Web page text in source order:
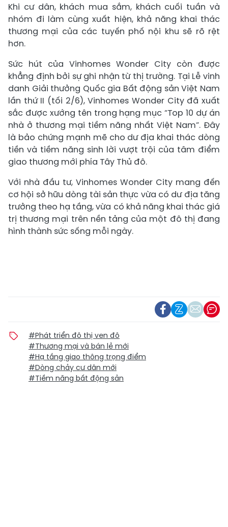
Khi cư dân, khách mua sắm, khách cuối tuần và
nhóm đi làm cùng xuất hiện, khả năng khai thác
thương mại của các tuyến phố nội khu sẽ rõ rệt
hơn.
Sức hút của Vinhomes Wonder City còn được
khẳng định bởi sự ghi nhận từ thị trường. Tại Lễ vinh
danh Giải thưởng Quốc gia Bất động sản Việt Nam
lần thứ II (tối 2/6), Vinhomes Wonder City đã xuất
sắc được xướng tên trong hạng mục “Top 10 dự án
nhà ở thương mại tiềm năng nhất Việt Nam”. Đây
là bảo chứng mạnh mẽ cho dư địa khai thác dòng
tiền và tiềm năng sinh lời vượt trội của tâm điểm
giao thương mới phía Tây Thủ đô.
Với nhà đầu tư, Vinhomes Wonder City mang đến
cơ hội sở hữu dòng tài sản thực vừa có dư địa tăng
trưởng theo hạ tầng, vừa có khả năng khai thác giá
trị thương mại trên nền tảng của một đô thị đang
hình thành sức sống mỗi ngày.
#Phát triển đô thị ven đô
#Thương mại và bán lẻ mới
#Hạ tầng giao thông trọng điểm
#Dòng chảy cư dân mới
#Tiềm năng bất động sản